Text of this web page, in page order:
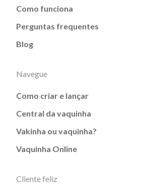
Como funciona
Perguntas frequentes
Blog
Navegue
Como criar e lançar
Central da vaquinha
Vakinha ou vaquinha?
Vaquinha Online
Cliente feliz